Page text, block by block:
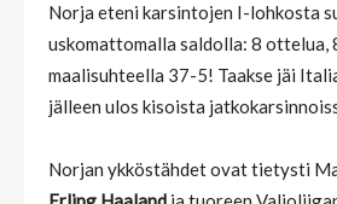
Norja eteni karsintojen I-lohkosta
uskomattomalla saldolla: 8 ottelua,
maalisuhteella 37-5! Taakse jäi
jälleen ulos kisoista
Norjan ykköstähdet ovat tietysti